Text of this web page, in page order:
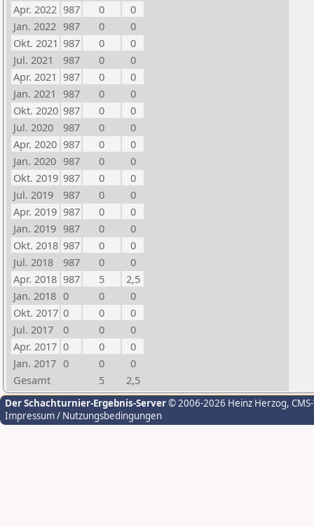
Apr. 2022 987 0
0
Jan. 2022 987 0
0
Okt. 2021 987 0
0
Jul. 2021
987 0
0
Apr. 2021 987 0
0
Jan. 2021 987 0
0
Okt. 2020 987 0
0
Jul. 2020
987 0
0
Apr. 2020 987 0
0
Jan. 2020 987 0
0
Okt. 2019 987 0
0
Jul. 2019
987 0
0
Apr. 2019 987 0
0
Jan. 2019 987 0
0
Okt. 2018 987 0
0
Jul. 2018
987 0
0
Apr. 2018 987 5
2,5
Jan. 2018 0 0
0
Okt. 2017 0 0
0
Jul. 2017
0 0
0
Apr. 2017 0 0
0
Jan. 2017 0 0
0
Gesamt
5 2,5
Der Schachturnier-Ergebnis-Server© 2006-2026 Heinz Herzog,
Impressum / Nutzungsbedingungen